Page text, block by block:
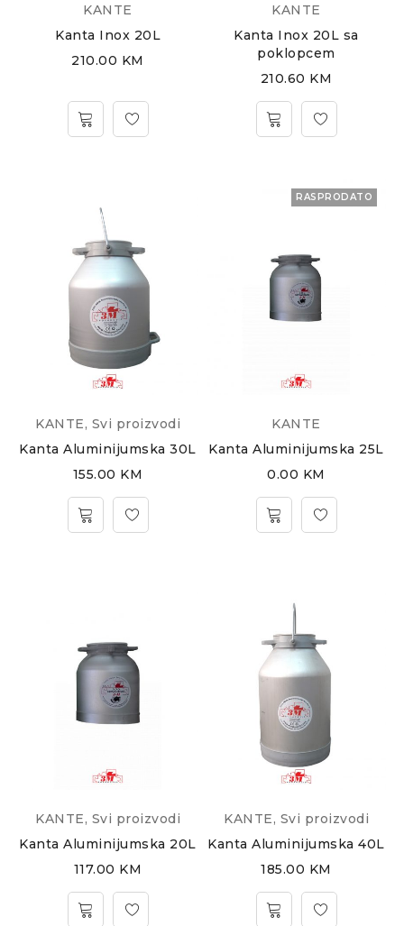
KANTE
Kanta Inox 20L
210.00 KM
KANTE
Kanta Inox 20L sa
poklopcem
210.60 KM
KANTE, Svi proizvodi
Kanta Aluminijumska 30L
155.00 KM
RASPRODATO
KANTE
Kanta Aluminijumska 25L
0.00 KM
KANTE, Svi proizvodi
Kanta Aluminijumska 20L
117.00 KM
KANTE, Svi proizvodi
Kanta Aluminijumska 40L
185.00 KM